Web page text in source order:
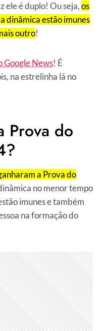
ele é duplo! Ou seja,os
dinâmica estão imunes
outro!
Google News! É
na estrelinha lá no
Prova do
a Prova do
no menor tempo
imunes e também
na formação do